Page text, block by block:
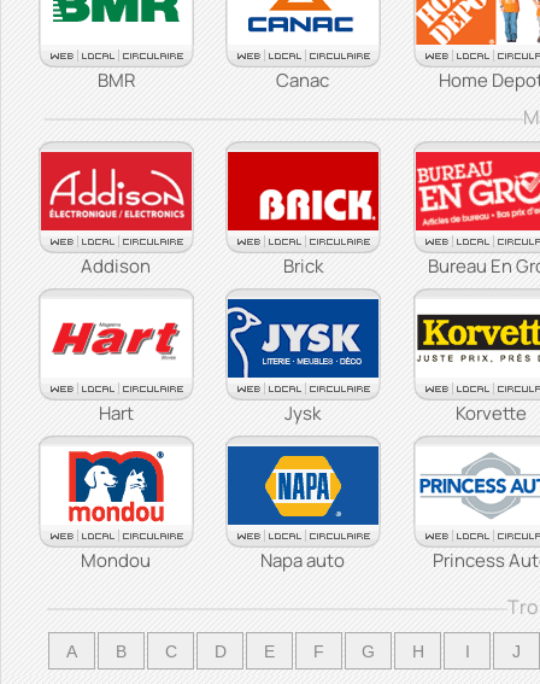
BMR Canac Home
Addison Brick Bureau En
Hart Jysk Korvette
Mondou Napa auto Princess
A B C D E F G H I J